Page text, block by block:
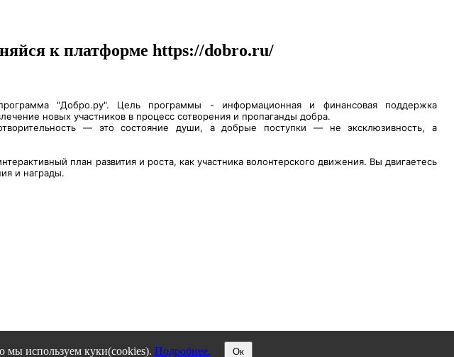
к платформе https://dobro.ru/
"Добро.ру". Цель программы - информационная и финансовая поддержка
новых участников в процесс сотворения и пропаганды добра.
— это состояние души, а добрые поступки — не эксклюзивность, а
план развития и роста, как участника волонтерского движения. Вы двигаетесь
и награды.
мы используем куки(cookies). Подробнее. Ок